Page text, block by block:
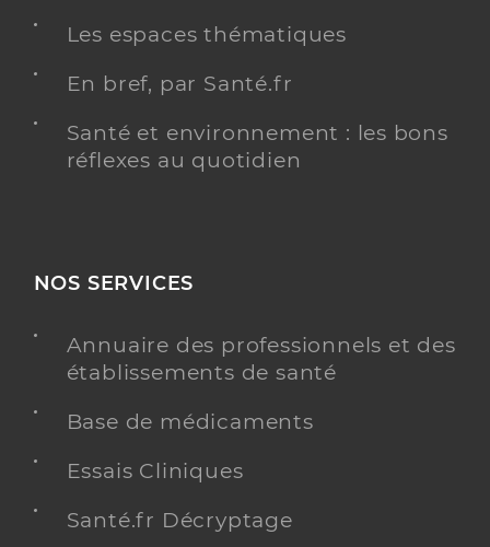
Les espaces thématiques
En bref, par Santé.fr
Santé et environnement : les bons
réflexes au quotidien
NOS SERVICES
Annuaire des professionnels et des
établissements de santé
Base de médicaments
Essais Cliniques
Santé.fr Décryptage